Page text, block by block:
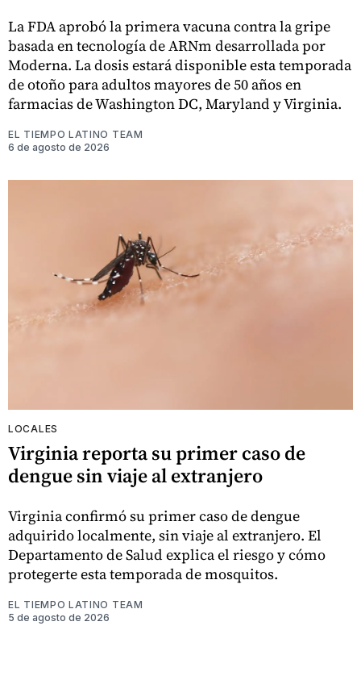
La FDA aprobó la primera vacuna contra la gripe
basada en tecnología de ARNm desarrollada por
Moderna. La dosis estará disponible esta temporada
de otoño para adultos mayores de 50 años en
farmacias de Washington DC, Maryland y Virginia.
EL TIEMPO LATINO TEAM
6 de agosto de 2026
LOCALES
Virginia reporta su primer caso de
dengue sin viaje al extranjero
Virginia confirmó su primer caso de dengue
adquirido localmente, sin viaje al extranjero. El
Departamento de Salud explica el riesgo y cómo
protegerte esta temporada de mosquitos.
EL TIEMPO LATINO TEAM
5 de agosto de 2026